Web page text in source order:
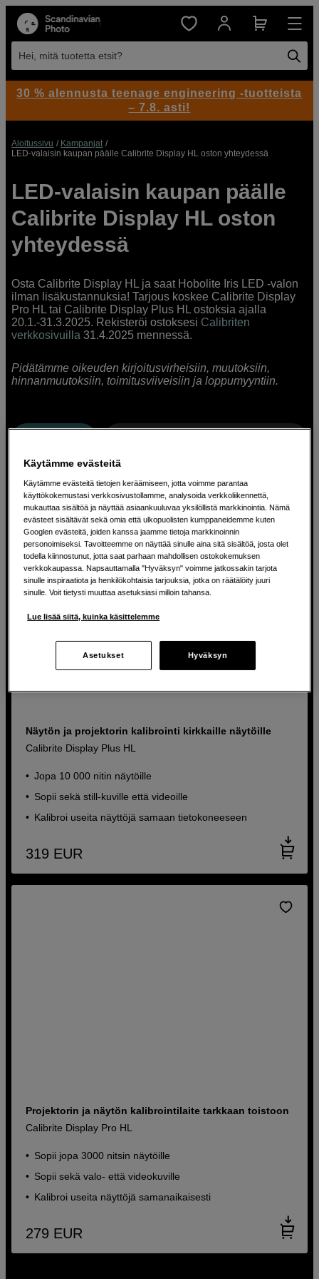
Hei, mitä tuotetta etsit?
Aloitussivu
Kampanjat
LED-valaisin kaupan päälle Calibrite Display HL oston yhteydessä
LED-valaisin kaupan päälle
Calibrite Display HL oston
yhteydessä
Osta Calibrite Display HL ja saat Hobolite Iris LED -valon
ilman lisäkustannuksia! Tarjous koskee Calibrite Display
Pro HL tai Calibrite Display Plus HL ostoksia ajalla
20.1.-31.3.2025. Rekisteröi ostoksesi Calibriten
verkkosivuilla 31.4.2025 mennessä.
Pidätämme oikeuden kirjoitusvirheisiin, muutoksiin,
hinnanmuutoksiin, toimitusviiveisiin ja loppumyyntiin.
Näytön ja projektorin kalibrointi kirkkaille näytöille
Calibrite Display Plus HL
Jopa 10 000 nitin näytöille
Sopii sekä still-kuville että videoille
Kalibroi useita näyttöjä samaan tietokoneeseen
319 EUR
Projektorin ja näytön kalibrointilaite tarkkaan toistoon
Calibrite Display Pro HL
Sopii jopa 3000 nitsin näytöille
Sopii sekä valo- että videokuville
Kalibroi useita näyttöjä samanaikaisesti
279 EUR
30 % alennusta teenage engineering -tuotteista
– 7.8. asti!
Käytämme evästeitä
Käytämme evästeitä tietojen keräämiseen, jotta voimme parantaa
käyttökokemustasi verkkosivustollamme, analysoida verkkoliikennettä,
mukauttaa sisältöä ja näyttää asiaankuuluvaa yksilöllistä markkinointia. Nämä
evästeet sisältävät sekä omia että ulkopuolisten kumppaneidemme kuten
Googlen evästeitä, joiden kanssa jaamme tietoja markkinoinnin
personoimiseksi. Tavoitteemme on näyttää sinulle aina sitä sisältöä, josta olet
todella kiinnostunut, jotta saat parhaan mahdollisen ostokokemuksen
verkkokaupassa. Napsauttamalla "Hyväksyn" voimme jatkossakin tarjota
sinulle inspiraatiota ja henkilökohtaisia tarjouksia, jotka on räätälöity juuri
sinulle. Voit tietysti muuttaa asetuksiasi milloin tahansa.
Lue lisää siitä, kuinka käsittelemme
Asetukset Hyväksyn